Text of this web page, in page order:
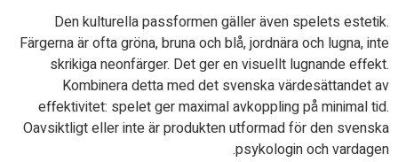
Den kulturella passformen gäller även spelets estetik.
Färgerna är ofta gröna, bruna och blå, jordnära och lugna, inte
skrikiga neonfärger. Det ger en visuellt lugnande effekt.
Kombinera detta med det svenska värdesättandet av
effektivitet: spelet ger maximal avkoppling på minimal tid.
Oavsiktligt eller inte är produkten utformad för den svenska
psykologin och vardagen.